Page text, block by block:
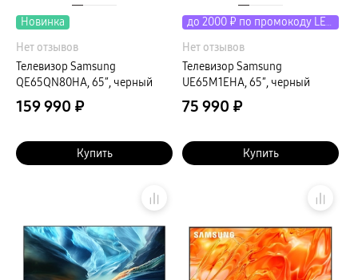
Новинка
Нет отзывов
Телевизор Samsung
QE65QN80HA, 65″, черный
159 990 ₽
Купить
до 2000 ₽ по промокоду LETO
Нет отзывов
Телевизор Samsung
UE65M1EHA, 65″, черный
75 990 ₽
Купить